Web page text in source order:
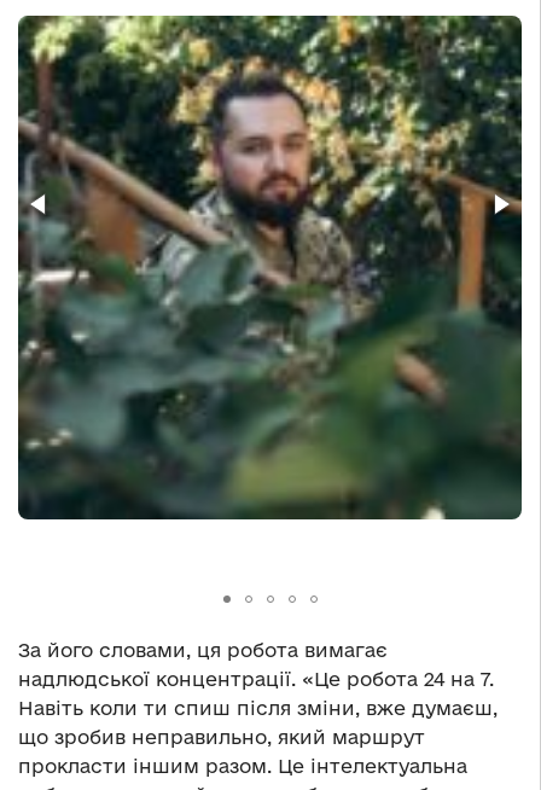
За його словами, ця робота вимагає
надлюдської концентрації. «Це робота 24 на 7.
Навіть коли ти спиш після зміни, вже думаєш,
що зробив неправильно, який маршрут
прокласти іншим разом. Це інтелектуальна